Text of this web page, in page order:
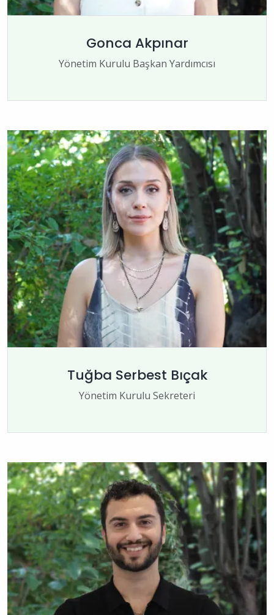
Gonca Akpınar
Yönetim Kurulu Başkan Yardımcısı
Tuğba Serbest Bıçak
Yönetim Kurulu Sekreteri